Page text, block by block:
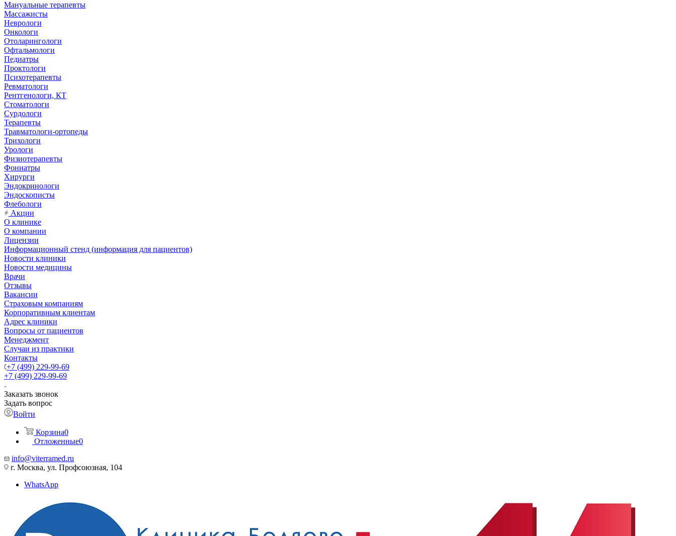
Мануальные терапевты
Массажисты
Неврологи
Онкологи
Отоларингологи
Офтальмологи
Педиатры
Проктологи
Психотерапевты
Ревматологи
Рентгенологи, КТ
Стоматологи
Сурдологи
Терапевты
Травматологи-ортопеды
Трихологи
Урологи
Физиотерапевты
Фониатры
Хирурги
Эндокринологи
Эндоскописты
Флебологи
Акции
О клинике
О компании
Лицензии
Информационный стенд (информация для пациентов)
Новости клиники
Новости медицины
Врачи
Отзывы
Вакансии
Страховым компаниям
Корпоративным клиентам
Адрес клиники
Вопросы от пациентов
Менеджмент
Случаи из практики
Контакты
+7 (499) 229-99-69
+7 (499) 229-99-69
Заказать звонок
Задать вопрос
Войти
Корзина0
Отложенные0
info@viterramed.ru
г. Москва, ул. Профсоюзная, 104
WhatsApp